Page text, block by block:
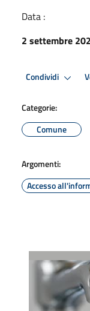
Data :
2 settembre
Condividi
Categorie:
Comune
Argomenti:
Accesso